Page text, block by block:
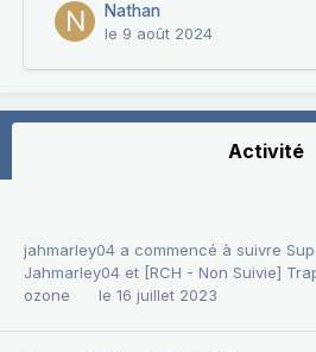
Nathan
le 9 août 2024
Activité
jahmarley04 a commencé à suivre
Jahmarley04 et [RCH - Non Suivie]
ozone
le 16 juillet 2023